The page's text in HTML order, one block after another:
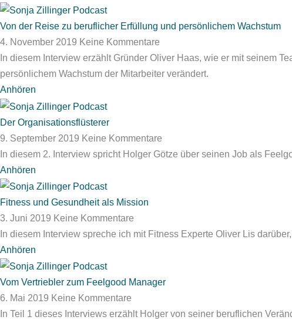
Von der Reise zu beruflicher Erfüllung und persönlichem Wachstum
4. November 2019 Keine Kommentare
In diesem Interview erzählt Gründer Oliver Haas, wie er mit seinem
persönlichem Wachstum der Mitarbeiter verändert.
Anhören
Der Organisationsflüsterer
9. September 2019 Keine Kommentare
In diesem 2. Interview spricht Holger Götze über seinen Job als
Anhören
Fitness und Gesundheit als Mission
3. Juni 2019 Keine Kommentare
In diesem Interview spreche ich mit Fitness Experte Oliver Lis
Anhören
Vom Vertriebler zum Feelgood Manager
6. Mai 2019 Keine Kommentare
In Teil 1 dieses Interviews erzählt Holger von seiner beruflichen